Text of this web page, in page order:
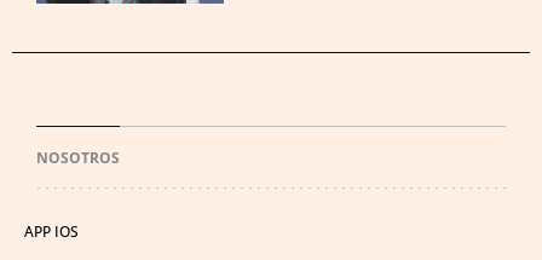
NOSOTROS
APP IOS